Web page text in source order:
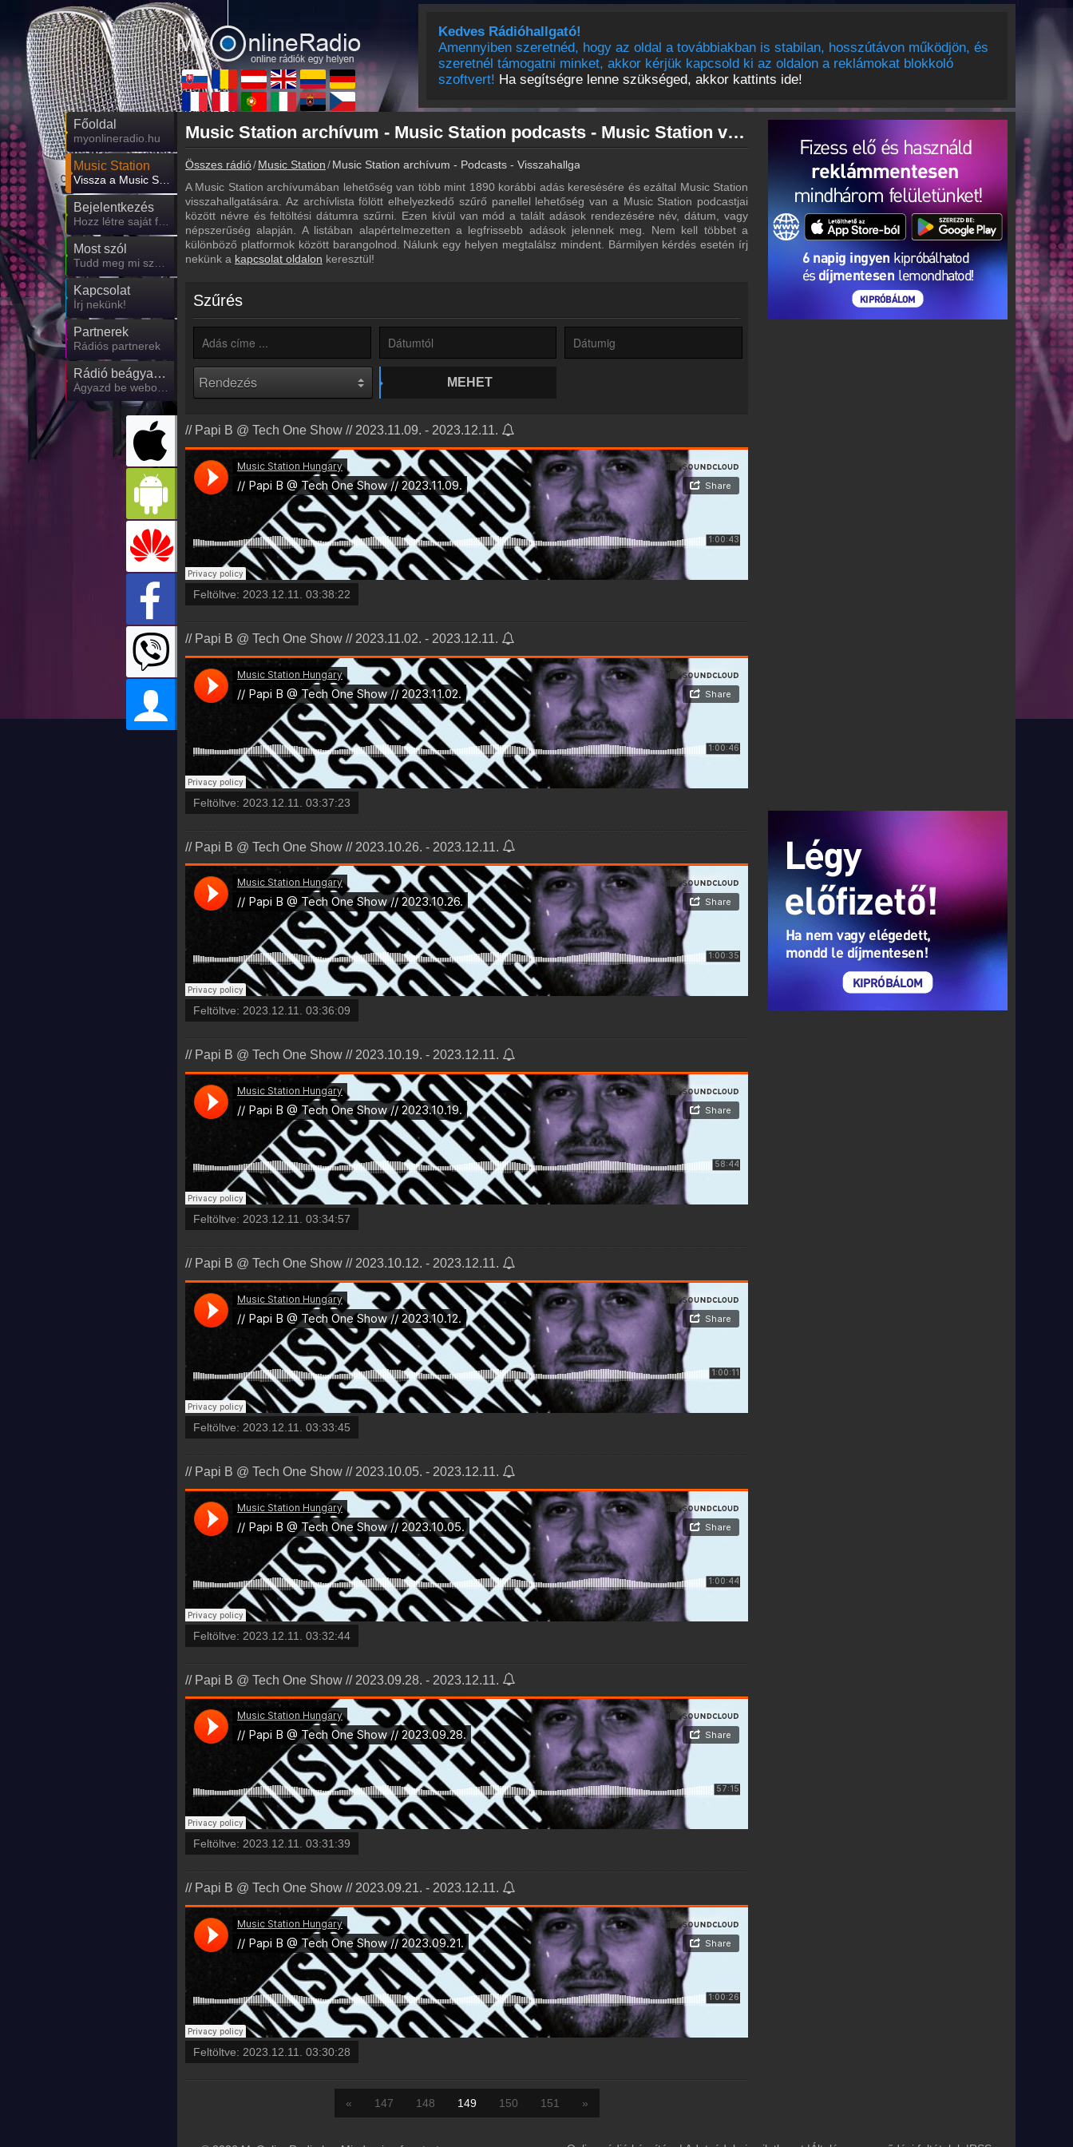
Kedves Rádióhallgató!
Amennyiben szeretnéd, hogy az oldal a továbbiakban is stabilan, hosszútávon működjön, és
szeretnél támogatni minket, akkor kérjük kapcsold ki az oldalon a reklámokat blokkoló
szoftvert! Ha segítségre lenne szükséged, akkor kattints ide!
Főoldal
myonlineradio.hu
Music Station
Bejelentkezés
Most szól
Kapcsolat
Írj nekünk!
Partnerek
Rádiós partnerek
Rádió beágyazás
Music Station archívum - Music Station podcasts - Music Station visszahallgatás
Összes rádió Music Station
Music Station archívum - Podcasts - Visszahallgatás
A Music Station archívumában lehetőség van több mint 1890 korábbi adás keresésére és ezáltal Music Station
visszahallgatására. Az archívlista fölött elhelyezkedő szűrő panellel lehetőség van a Music Station podcastjai
között névre és feltöltési dátumra szűrni. Ezen kívül van mód a talált adások rendezésére név, dátum, vagy
népszerűség alapján. A listában alapértelmezetten a legfrissebb adások jelennek meg. Nem kell többet a
különböző platformok között barangolnod. Nálunk egy helyen megtalálsz mindent. Bármilyen kérdés esetén írj
nekünk a kapcsolat oldalon keresztül!
Szűrés
MEHET
// Papi B @ Tech One Show // 2023.11.09. - 2023.12.11.
Feltöltve: 2023.12.11. 03:38:22
// Papi B @ Tech One Show // 2023.11.02. - 2023.12.11.
Feltöltve: 2023.12.11. 03:37:23
// Papi B @ Tech One Show // 2023.10.26. - 2023.12.11.
Feltöltve: 2023.12.11. 03:36:09
// Papi B @ Tech One Show // 2023.10.19. - 2023.12.11.
Feltöltve: 2023.12.11. 03:34:57
// Papi B @ Tech One Show // 2023.10.12. - 2023.12.11.
Feltöltve: 2023.12.11. 03:33:45
// Papi B @ Tech One Show // 2023.10.05. - 2023.12.11.
Feltöltve: 2023.12.11. 03:32:44
// Papi B @ Tech One Show // 2023.09.28. - 2023.12.11.
Feltöltve: 2023.12.11. 03:31:39
// Papi B @ Tech One Show // 2023.09.21. - 2023.12.11.
Feltöltve: 2023.12.11. 03:30:28
« 147 148 149 150 151 »